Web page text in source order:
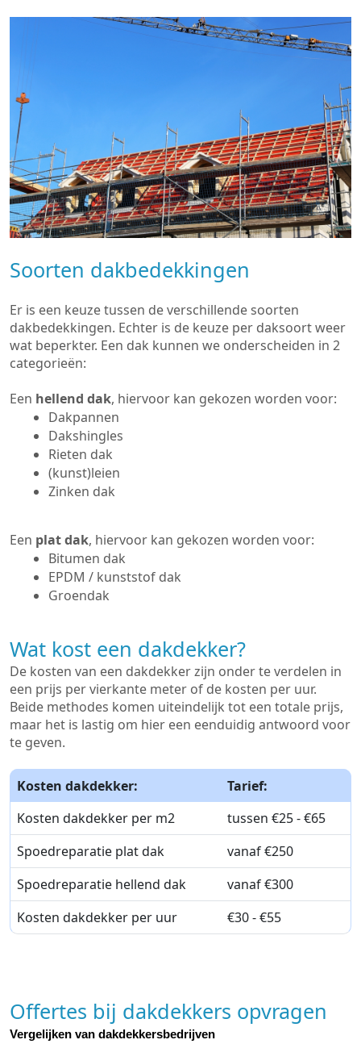
Soorten dakbedekkingen
Er is een keuze tussen de verschillende soorten
dakbedekkingen. Echter is de keuze per daksoort weer
wat beperkter. Een dak kunnen we onderscheiden in 2
categorieën:
Een hellend dak, hiervoor kan gekozen worden voor:
Dakpannen
Dakshingles
Rieten dak
(kunst)leien
Zinken dak
Een plat dak, hiervoor kan gekozen worden voor:
Bitumen dak
EPDM / kunststof dak
Groendak
Wat kost een dakdekker?
De kosten van een dakdekker zijn onder te verdelen in
een prijs per vierkante meter of de kosten per uur.
Beide methodes komen uiteindelijk tot een totale prijs,
maar het is lastig om hier een eenduidig antwoord voor
te geven.
Kosten dakdekker:
Tarief:
Kosten dakdekker per m2
tussen €25 - €65
Spoedreparatie plat dak
vanaf €250
Spoedreparatie hellend dak
vanaf €300
Kosten dakdekker per uur
€30 - €55
Offertes bij dakdekkers opvragen
Vergelijken van dakdekkersbedrijven